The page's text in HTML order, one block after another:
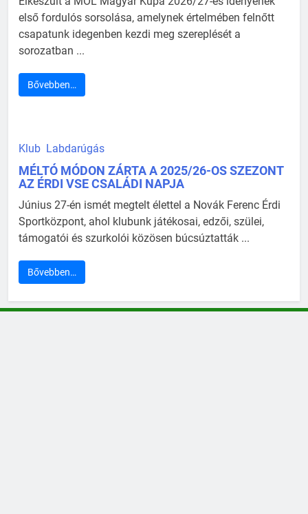
első fordulós sorsolása, amelynek értelmében felnőtt
csapatunk idegenben kezdi meg szereplését a
sorozatban ...
Bővebben…
Klub Labdarúgás
MÉLTÓ MÓDON ZÁRTA A 2025/26-OS SZEZONT
AZ ÉRDI VSE CSALÁDI NAPJA
Június 27-én ismét megtelt élettel a Novák Ferenc Érdi
Sportközpont, ahol klubunk játékosai, edzői, szülei,
támogatói és szurkolói közösen búcsúztatták ...
Bővebben…